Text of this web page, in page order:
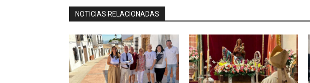
NOTICIAS RELACIONADAS